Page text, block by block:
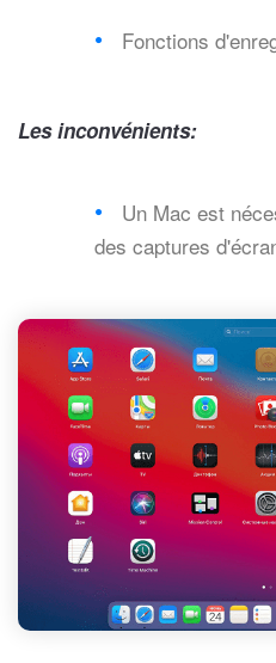
Fonctions
Les inconvénients:
Un Mac est
des captures